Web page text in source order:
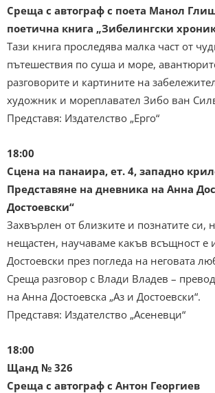
Среща с автограф с поета Манол
поетична книга „Зибелингски
Тази книга проследява малка част от
пътешествия по суша и море,
разговорите и картините на
художник и мореплавател Зибо ван
Представя: Издателство „Ерго“
18:00
Сцена на панаира, ет. 4, западно
Представяне на дневника на Анна
Достоевски“
Захвърлен от близките и познатите си,
нещастен, научаваме какъв всъщност е
Достоевски през погледа на неговата
Среща разговор с Влади Владев –
на Анна Достоевска „Аз и Достоевски“.
Представя: Издателство „Асеневци“
18:00
Щанд № 326
Среща с автограф с Антон Георгиев